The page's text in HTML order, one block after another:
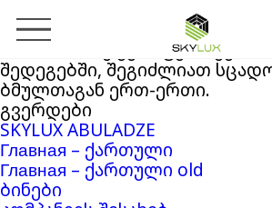
თქვენ ეძებდით
Skylux
. თუ ვერაფერი ვერ
შედეგებში, შეგიძლიათ
ბმულთაგან ერთ-ერთი.
გვერდები
SKYLUX ABULADZE
Главная – ქართული
Главная – ქართული old
ბინები